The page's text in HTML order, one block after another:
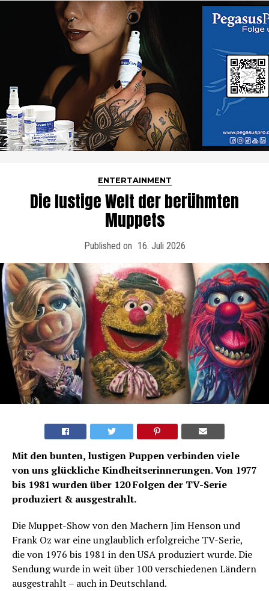
ENTERTAINMENT
Die lustige Welt der berühmten
Muppets
Published on 16. Juli 2026
Mit den bunten, lustigen Puppen verbinden viele
von uns glückliche Kindheitserinnerungen. Von 1977
bis 1981 wurden über 120 Folgen der TV-Serie
produziert & ausgestrahlt.
Die Muppet-Show von den Machern Jim Henson und
Frank Oz war eine unglaublich erfolgreiche TV-Serie,
die von 1976 bis 1981 in den USA produziert wurde. Die
Sendung wurde in weit über 100 verschiedenen Ländern
ausgestrahlt – auch in Deutschland.